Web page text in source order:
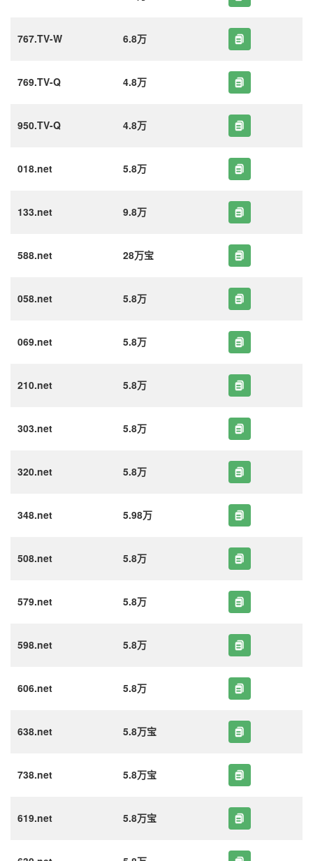
767.TV-W 6.8万
769.TV-Q 4.8万
950.TV-Q 4.8万
018.net 5.8万
133.net 9.8万
588.net 28万宝
058.net 5.8万
069.net 5.8万
210.net 5.8万
303.net 5.8万
320.net 5.8万
348.net 5.98万
508.net 5.8万
579.net 5.8万
598.net 5.8万
606.net 5.8万
638.net 5.8万宝
738.net 5.8万宝
619.net 5.8万宝